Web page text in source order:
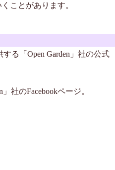
ことがあります。
する「Open Garden」社の公式
」社のFacebookページ。